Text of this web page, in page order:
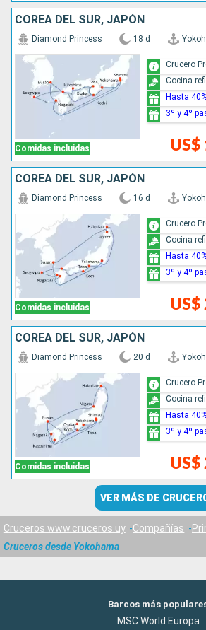
COREA DEL SUR, JAPÓN
Comidas incluidas
Diamond Princess 18 d
US$
Crucero
Cocina
Hasta
3º y 4º
COREA DEL SUR, JAPÓN
Comidas incluidas
Diamond Princess 16 d
US$
Crucero
Cocina
Hasta
3º y 4º
COREA DEL SUR, JAPÓN
Comidas incluidas
Diamond Princess 20 d
US$
Crucero
Cocina
Hasta
3º y 4º
VER MÁS DE
Cruceros www.cruceros.uy Compañías
Cruceros desde Yokohama
Barcos más
MSC World Europa